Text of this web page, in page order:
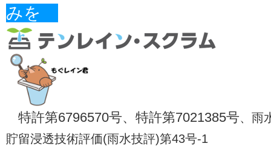
みを
特許第6796570号、特許第7021385号、雨
貯留浸透技術評価(雨水技評)第43号-1